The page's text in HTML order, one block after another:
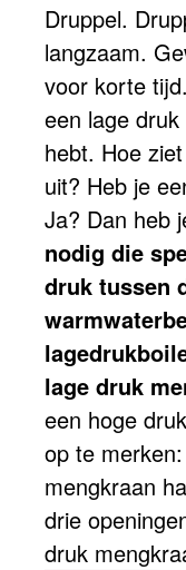
Druppel.
langzaam.
voor korte
een lage
hebt. Hoe
uit? Heb je
Ja? Dan heb
nodig die
druk tussen
lage druk
een hoge
op te
mengkraan
drie
druk